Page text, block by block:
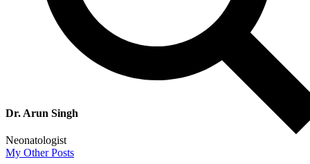
Dr. Arun Singh
Neonatologist
My Other Posts